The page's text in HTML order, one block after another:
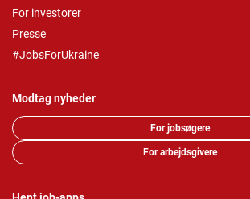
For investorer
Presse
#JobsForUkraine
Modtag nyheder
For jobsøgere
For arbejdsgivere